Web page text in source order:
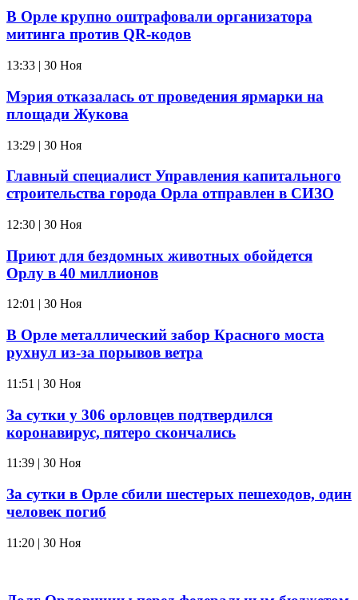
В Орле крупно оштрафовали организатора
митинга против QR-кодов
13:33 | 30 Ноя
Мэрия отказалась от проведения ярмарки на
площади Жукова
13:29 | 30 Ноя
Главный специалист Управления капитального
строительства города Орла отправлен в СИЗО
12:30 | 30 Ноя
Приют для бездомных животных обойдется
Орлу в 40 миллионов
12:01 | 30 Ноя
В Орле металлический забор Красного моста
рухнул из-за порывов ветра
11:51 | 30 Ноя
За сутки у 306 орловцев подтвердился
коронавирус, пятеро скончались
11:39 | 30 Ноя
За сутки в Орле сбили шестерых пешеходов, один
человек погиб
11:20 | 30 Ноя